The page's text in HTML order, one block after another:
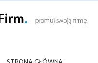
STRONA GŁÓWNA